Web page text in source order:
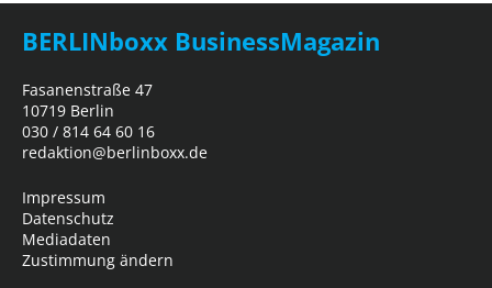
BERLINboxx BusinessMagazin
Fasanenstraße 47
10719 Berlin
030 / 814 64 60 16
redaktion@berlinboxx.de
Impressum
Datenschutz
Mediadaten
Zustimmung ändern